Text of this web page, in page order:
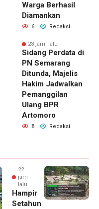
Warga Berhasil
Diamankan
6 Redaksi
23 jam lalu
Sidang Perdata di
PN Semarang
Ditunda, Majelis
Hakim Jadwalkan
Pemanggilan
Ulang BPR
Artomoro
8 Redaksi
22
jam
lalu
Hampir
Setahun